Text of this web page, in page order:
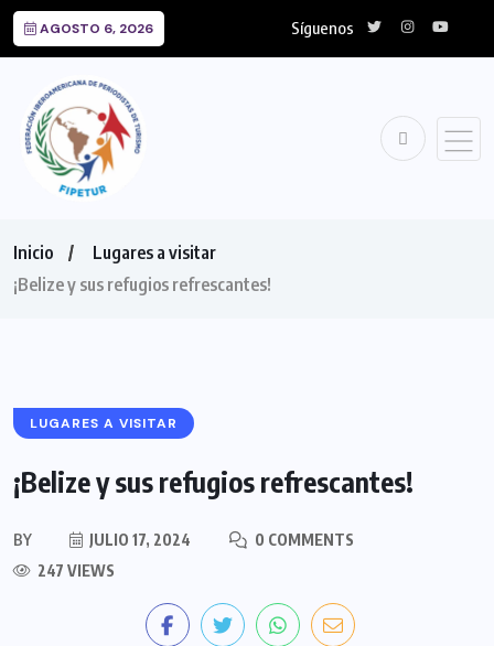
AGOSTO 6, 2026 Síguenos
Inicio
Lugares a visitar
¡Belize y sus refugios refrescantes!
LUGARES A VISITAR
¡Belize y sus refugios refrescantes!
BY JULIO 17, 2024
0 COMMENTS
247 VIEWS